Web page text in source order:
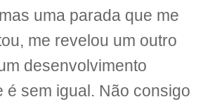
uma parada que me
me revelou um outro
desenvolvimento
é sem igual. Não consigo